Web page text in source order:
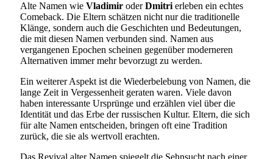
Alte Namen wie Vladimir oderDmitri erleben ein echtes
Comeback. Die Eltern schätzen nicht nur die traditionelle
Klänge, sondern auch die Geschichten und Bedeutungen,
die mit diesen Namen verbunden sind. Namen aus
vergangenen Epochen scheinen gegenüber moderneren
Alternativen immer mehr bevorzugt zu werden.
Ein weiterer Aspekt ist die Wiederbelebung von Namen, die
lange Zeit in Vergessenheit geraten waren. Viele davon
haben interessante Ursprünge und erzählen viel über die
Identität und das Erbe der russischen Kultur. Eltern, die sich
für alte Namen entscheiden, bringen oft eine Tradition
zurück, die sie als wertvoll erachten.